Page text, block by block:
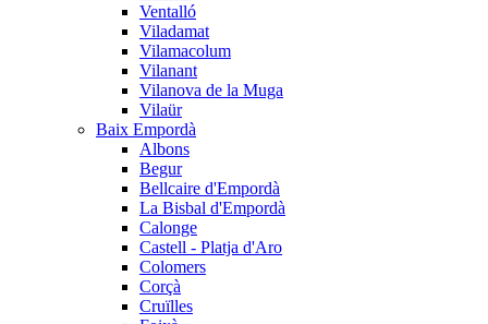
Ventalló
Viladamat
Vilamacolum
Vilanant
Vilanova de la Muga
Vilaür
Baix Empordà
Albons
Begur
Bellcaire d'Empordà
La Bisbal d'Empordà
Calonge
Castell - Platja d'Aro
Colomers
Corçà
Cruïlles